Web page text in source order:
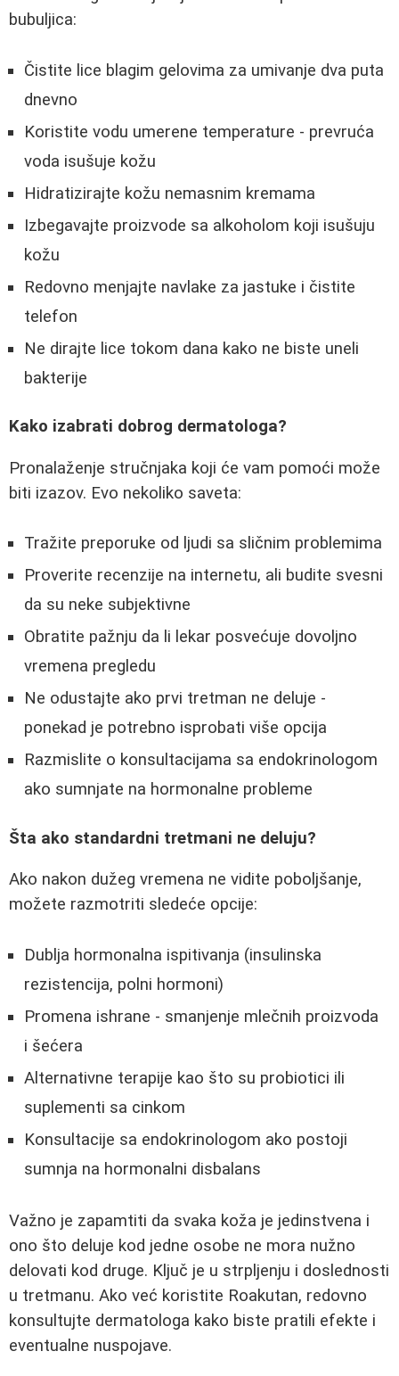
bubuljica:
Čistite lice blagim gelovima za umivanje dva puta
dnevno
Koristite vodu umerene temperature - prevruća
voda isušuje kožu
Hidratizirajte kožu nemasnim kremama
Izbegavajte proizvode sa alkoholom koji isušuju
kožu
Redovno menjajte navlake za jastuke i čistite
telefon
Ne dirajte lice tokom dana kako ne biste uneli
bakterije
Kako izabrati dobrog dermatologa?
Pronalaženje stručnjaka koji će vam pomoći može
biti izazov. Evo nekoliko saveta:
Tražite preporuke od ljudi sa sličnim problemima
Proverite recenzije na internetu, ali budite svesni
da su neke subjektivne
Obratite pažnju da li lekar posvećuje dovoljno
vremena pregledu
Ne odustajte ako prvi tretman ne deluje -
ponekad je potrebno isprobati više opcija
Razmislite o konsultacijama sa endokrinologom
ako sumnjate na hormonalne probleme
Šta ako standardni tretmani ne deluju?
Ako nakon dužeg vremena ne vidite poboljšanje,
možete razmotriti sledeće opcije:
Dublja hormonalna ispitivanja (insulinska
rezistencija, polni hormoni)
Promena ishrane - smanjenje mlečnih proizvoda
i šećera
Alternativne terapije kao što su probiotici ili
suplementi sa cinkom
Konsultacije sa endokrinologom ako postoji
sumnja na hormonalni disbalans
Važno je zapamtiti da svaka koža je jedinstvena i
ono što deluje kod jedne osobe ne mora nužno
delovati kod druge. Ključ je u strpljenju i doslednosti
u tretmanu. Ako već koristite Roakutan, redovno
konsultujte dermatologa kako biste pratili efekte i
eventualne nuspojave.